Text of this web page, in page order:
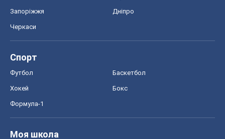
Запоріжжя Дніпро
Черкаси
Спорт
Футбол Баскетбол
Хокей Бокс
Формула-1
Моя школа